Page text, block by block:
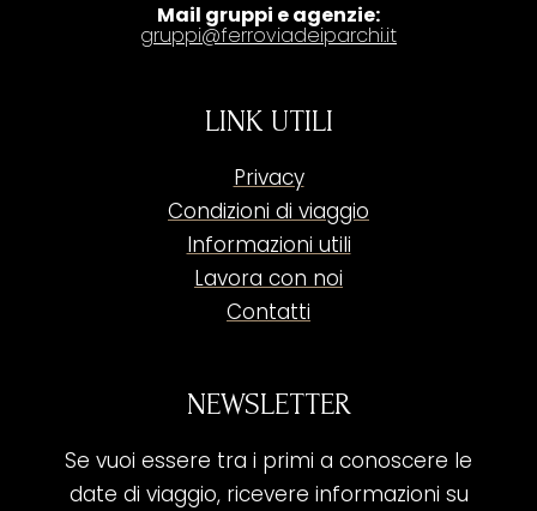
Mail gruppi e agenzie:
gruppi@ferroviadeiparchi.it
LINK UTILI
Privacy
Condizioni di viaggio
Informazioni utili
Lavora con noi
Contatti
NEWSLETTER
Se vuoi essere tra i primi a conoscere le
date di viaggio, ricevere informazioni su